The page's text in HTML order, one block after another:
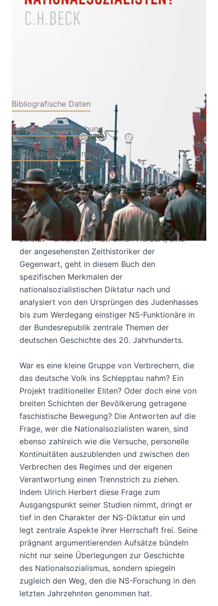
Verlag: C.H.Beck
Bibliografische Daten
Autor:innenbeschreibung
Produktbeschreibung
Wer waren die Nationalsozialisten? Diese
einfache Frage berührt den Kern der NS-
Herrschaft. Denn wer sie präzise beantworten
will, der muss wissen, wer das Dritte Reich
ermöglicht und durch sein Handeln – oft bis
zuletzt – unterstützt hat. Ulrich Herbert, einer
der angesehensten Zeithistoriker der
Gegenwart, geht in diesem Buch den
spezifischen Merkmalen der
nationalsozialistischen Diktatur nach und
analysiert von den Ursprüngen des Judenhasses
bis zum Werdegang einstiger NS-Funktionäre in
der Bundesrepublik zentrale Themen der
deutschen Geschichte des 20. Jahrhunderts.
War es eine kleine Gruppe von Verbrechern, die
das deutsche Volk ins Schlepptau nahm? Ein
Projekt traditioneller Eliten? Oder doch eine von
breiten Schichten der Bevölkerung getragene
faschistische Bewegung? Die Antworten auf die
Frage, wer die Nationalsozialisten waren, sind
ebenso zahlreich wie die Versuche, personelle
Kontinuitäten auszublenden und zwischen den
Verbrechen des Regimes und der eigenen
Verantwortung einen Trennstrich zu ziehen.
Indem Ulrich Herbert diese Frage zum
Ausgangspunkt seiner Studien nimmt, dringt er
tief in den Charakter der NS-Diktatur ein und
legt zentrale Aspekte ihrer Herrschaft frei. Seine
prägnant argumentierenden Aufsätze bündeln
nicht nur seine Überlegungen zur Geschichte
des Nationalsozialismus, sondern spiegeln
zugleich den Weg, den die NS-Forschung in den
letzten Jahrzehnten genommen hat.